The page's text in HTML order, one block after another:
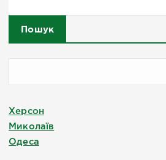
Пошук
Херсон
Миколаїв
Одеса